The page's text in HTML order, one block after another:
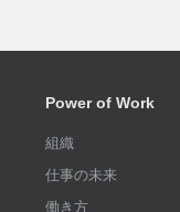
Power of Work
組織
仕事の未来
働き方